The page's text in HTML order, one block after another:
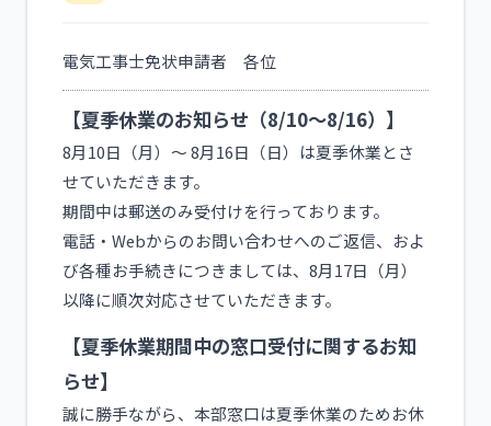
電気工事士免状申請者 各位
【夏季休業のお知らせ（8/10～8/16）】
8月10日（月）～ 8月16日（日）は夏季休業とさ
せていただきます。
期間中は郵送のみ受付けを行っております。
電話・Webからのお問い合わせへのご返信、およ
び各種お手続きにつきましては、8月17日（月）
以降に順次対応させていただきます。
【夏季休業期間中の窓口受付に関するお知
らせ】
誠に勝手ながら、本部窓口は夏季休業のためお休